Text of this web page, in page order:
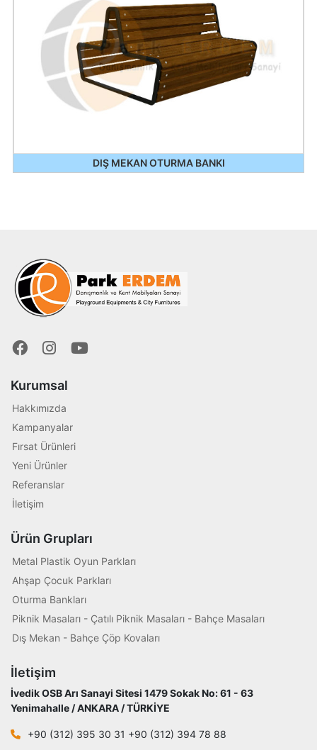
DIŞ MEKAN OTURMA BANKI
Kurumsal
Hakkımızda
Kampanyalar
Fırsat Ürünleri
Yeni Ürünler
Referanslar
İletişim
Ürün Grupları
Metal Plastik Oyun Parkları
Ahşap Çocuk Parkları
Oturma Bankları
Piknik Masaları - Çatılı Piknik Masaları - Bahçe Masaları
Dış Mekan - Bahçe Çöp Kovaları
İletişim
İvedik OSB Arı Sanayi Sitesi 1479 Sokak No: 61 - 63
Yenimahalle / ANKARA / TÜRKİYE
+90 (312) 395 30 31 +90 (312) 394 78 88